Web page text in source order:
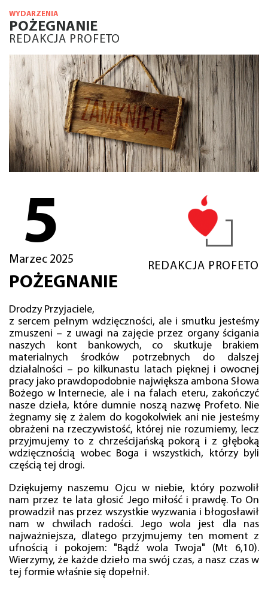
WYDARZENIA
POŻEGNANIE
REDAKCJA PROFETO
5
Marzec 2025
REDAKCJA PROFETO
POŻEGNANIE
Drodzy Przyjaciele,
z sercem pełnym wdzięczności, ale i smutku jesteśmy
zmuszeni – z uwagi na zajęcie przez organy ścigania
naszych kont bankowych, co skutkuje brakiem
materialnych środków potrzebnych do dalszej
działalności – po kilkunastu latach pięknej i owocnej
pracy jako prawdopodobnie największa ambona Słowa
Bożego w Internecie, ale i na falach eteru, zakończyć
nasze dzieła, które dumnie noszą nazwę Profeto. Nie
żegnamy się z żalem do kogokolwiek ani nie jesteśmy
obrażeni na rzeczywistość, której nie rozumiemy, lecz
przyjmujemy to z chrześcijańską pokorą i z głęboką
wdzięcznością wobec Boga i wszystkich, którzy byli
częścią tej drogi.
Dziękujemy naszemu Ojcu w niebie, który pozwolił
nam przez te lata głosić Jego miłość i prawdę. To On
prowadził nas przez wszystkie wyzwania i błogosławił
nam w chwilach radości. Jego wola jest dla nas
najważniejsza, dlatego przyjmujemy ten moment z
ufnością i pokojem: "Bądź wola Twoja" (Mt 6,10).
Wierzymy, że każde dzieło ma swój czas, a nasz czas w
tej formie właśnie się dopełnił.